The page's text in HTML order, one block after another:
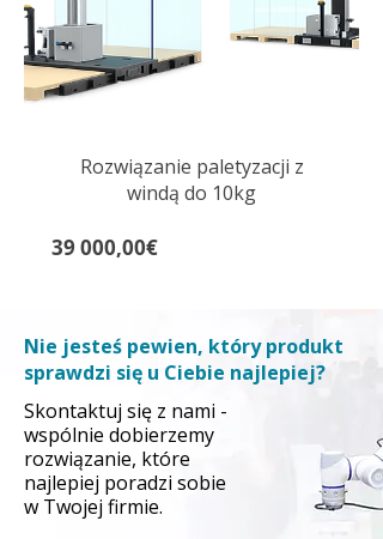
Rozwiązanie paletyzacji z
windą do 10kg
39 000,00€Cena
Nie jesteś pewien, który produkt
sprawdzi się u Ciebie najlepiej?
Skontaktuj się z nami -
wspólnie dobierzemy
rozwiązanie, które
najlepiej poradzi sobie
w Twojej firmie.